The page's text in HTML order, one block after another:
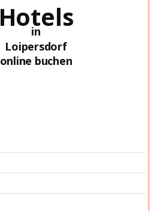
Hotels
in
Loipersdorf
online buchen